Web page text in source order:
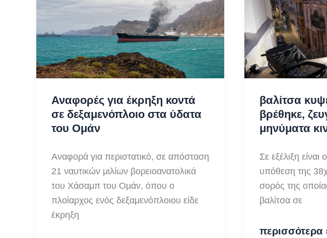
ιστορικό
στέλεχος
της
ΝΔ
Αναφορές για έκρηξη κοντά
σε δεξαμενόπλοιο στα ύδατα
του Ομάν
Αναφορά για περιστατικό, σε απόσταση
21 ναυτικών μιλίων βορειοανατολικά
του Χάσαμπ του Ομάν, όπου ο
πλοίαρχος ενός δεξαμενόπλοιου είδε
έκρηξη
βαλίτσα
βρέθηκε,
μηνύματα
Σε εξέλιξη είναι
υπόθεση της
σορός της
βαλίτσα σε
βαλίτσα
περισσότερα